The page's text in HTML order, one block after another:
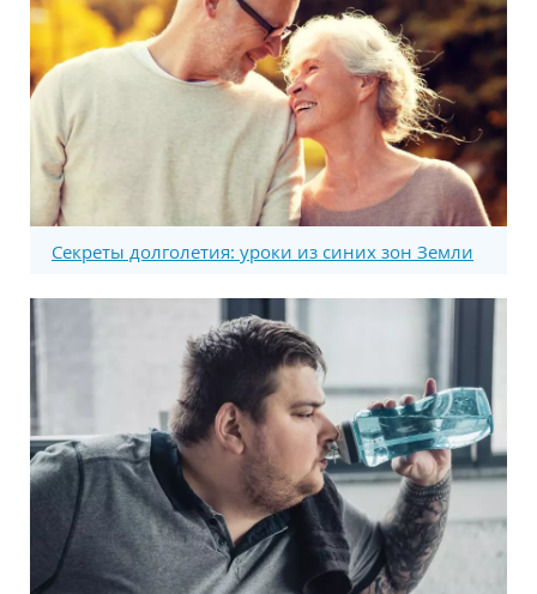
Секреты долголетия: уроки из синих зон Земли